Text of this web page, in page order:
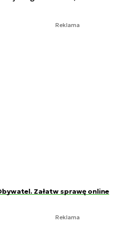
Reklama
Załatw sprawę online
Reklama